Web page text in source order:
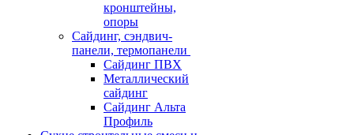
кронштейны,
опоры
Cайдинг, сэндвич-
панели, термопанели
Сайдинг ПВХ
Металлический
сайдинг
Сайдинг Альта
Профиль